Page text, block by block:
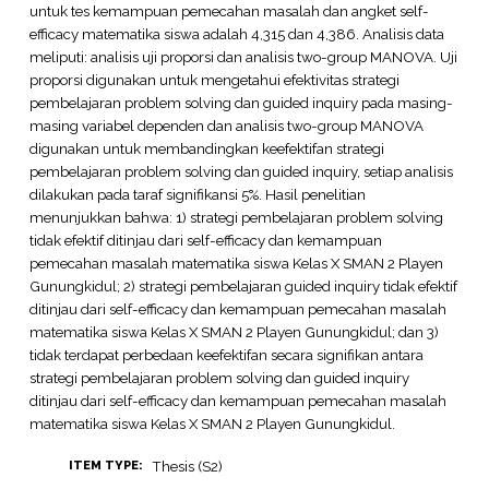
untuk tes kemampuan pemecahan masalah dan angket self-
efficacy matematika siswa adalah 4,315 dan 4,386. Analisis data
meliputi: analisis uji proporsi dan analisis two-group MANOVA. Uji
proporsi digunakan untuk mengetahui efektivitas strategi
pembelajaran problem solving dan guided inquiry pada masing-
masing variabel dependen dan analisis two-group MANOVA
digunakan untuk membandingkan keefektifan strategi
pembelajaran problem solving dan guided inquiry, setiap analisis
dilakukan pada taraf signifikansi 5%. Hasil penelitian
menunjukkan bahwa: 1) strategi pembelajaran problem solving
tidak efektif ditinjau dari self-efficacy dan kemampuan
pemecahan masalah matematika siswa Kelas X SMAN 2 Playen
Gunungkidul; 2) strategi pembelajaran guided inquiry tidak efektif
ditinjau dari self-efficacy dan kemampuan pemecahan masalah
matematika siswa Kelas X SMAN 2 Playen Gunungkidul; dan 3)
tidak terdapat perbedaan keefektifan secara signifikan antara
strategi pembelajaran problem solving dan guided inquiry
ditinjau dari self-efficacy dan kemampuan pemecahan masalah
matematika siswa Kelas X SMAN 2 Playen Gunungkidul.
ITEM TYPE: Thesis (S2)